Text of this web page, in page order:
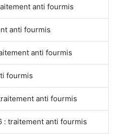
anti fourmis
anti fourmis
anti fourmis
fourmis
anti fourmis
: traitement anti fourmis